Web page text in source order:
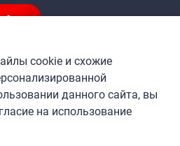
cookie и схожие
данного сайта, вы
на использование